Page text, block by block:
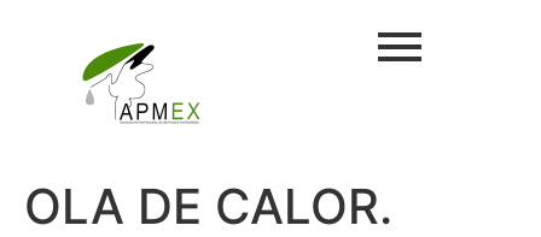
OLA DE CALOR.